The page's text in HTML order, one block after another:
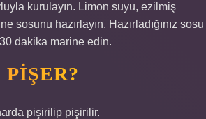
kurulayın. Limon suyu, ezilmiş
sosunu hazırlayın. Hazırladığınız sosu
dakika marine edin.
pişirilip pişirilir.